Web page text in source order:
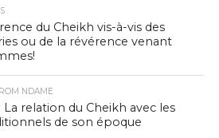
du Cheikh vis-à-vis des
ou de la révérence venant
NDAME
La relation du Cheikh avec les
de son époque